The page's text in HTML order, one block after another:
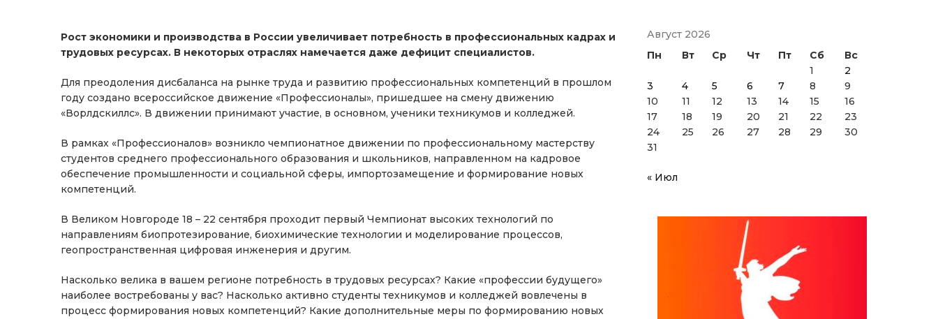
Рост экономики и производства в России увеличивает потребность в профессиональных кадрах и
трудовых ресурсах. В некоторых отраслях намечается даже дефицит специалистов.
Для преодоления дисбаланса на рынке труда и развитию профессиональных компетенций в прошлом
году создано всероссийское движение «Профессионалы», пришедшее на смену движению
«Ворлдскиллс». В движении принимают участие, в основном, ученики техникумов и колледжей.
В рамках «Профессионалов» возникло чемпионатное движении по профессиональному мастерству
студентов среднего профессионального образования и школьников, направленном на кадровое
обеспечение промышленности и социальной сферы, импортозамещение и формирование новых
компетенций.
В Великом Новгороде 18 – 22 сентября проходит первый Чемпионат высоких технологий по
направлениям биопротезирование, биохимические технологии и моделирование процессов,
геопространственная цифровая инженерия и другим.
Насколько велика в вашем регионе потребность в трудовых ресурсах? Какие «профессии будущего»
наиболее востребованы у вас? Насколько активно студенты техникумов и колледжей вовлечены в
процесс формирования новых компетенций? Какие дополнительные меры по формированию новых
Август 2026
Пн
Вт Ср Чт Пт Сб
Вс
1
2
3
4 5 6 7 8
9
10
11 12 13 14 15
16
17
18 19 20 21 22
23
24
25 26 27 28 29
30
31
« Июл